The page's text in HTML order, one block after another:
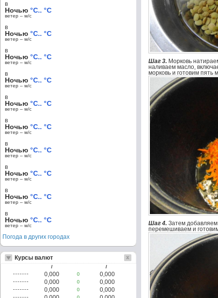
Шаг 3. Морковь
наливаем масло,
морковь и готовим пять
Шаг 4. Затем
перемешиваем и
в
Ночью °C.. °C
ветер – м/c
в
Ночью °C.. °C
ветер – м/c
в
Ночью °C.. °C
ветер – м/c
в
Ночью °C.. °C
ветер – м/c
в
Ночью °C.. °C
ветер – м/c
в
Ночью °C.. °C
ветер – м/c
в
Ночью °C.. °C
ветер – м/c
в
Ночью °C.. °C
ветер – м/c
в
Ночью °C.. °C
ветер – м/c
в
Ночью °C.. °C
ветер – м/c
Погода в других городах
Курсы валют
/ /
0,000 0
0,000
0,000
0
0,000
0,000
0
0,000